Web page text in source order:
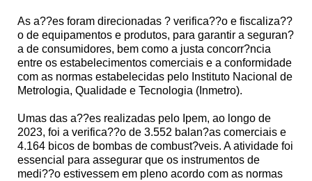
As a??es foram direcionadas ? verifica??o e fiscaliza??
o de equipamentos e produtos, para garantir a seguran?
a de consumidores, bem como a justa concorr?ncia
entre os estabelecimentos comerciais e a conformidade
com as normas estabelecidas pelo Instituto Nacional de
Metrologia, Qualidade e Tecnologia (Inmetro).
Umas das a??es realizadas pelo Ipem, ao longo de
2023, foi a verifica??o de 3.552 balan?as comerciais e
4.164 bicos de bombas de combust?veis. A atividade foi
essencial para assegurar que os instrumentos de
medi??o estivessem em pleno acordo com as normas